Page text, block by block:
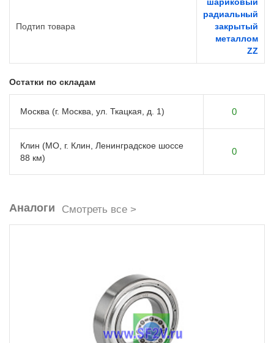
Подтип товара
шариковый
радиальный
закрытый
металлом
ZZ
Остатки по складам
Москва (г. Москва, ул. Ткацкая, д. 1) 0
Клин (МО, г. Клин, Ленинградское шоссе
88 км)
0
Аналоги Смотреть все >